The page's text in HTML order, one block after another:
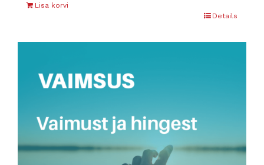
Lisa korvi
Details